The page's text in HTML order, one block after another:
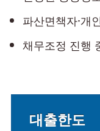
파산면책자·개
채무조정 진행
대출한도